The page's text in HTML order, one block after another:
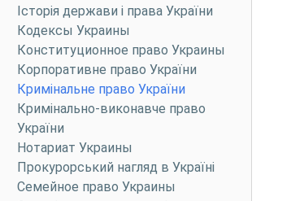
Історія держави і права України
Кодексы Украины
Конституционное право Украины
Корпоративне право України
Кримінальне право України
Кримінально-виконавче право
України
Нотариат Украины
Прокурорський нагляд в Україні
Семейное право Украины